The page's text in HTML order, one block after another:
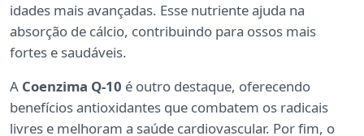
idades mais avançadas. Esse nutriente ajuda na
absorção de cálcio, contribuindo para ossos mais
fortes e saudáveis.
A Coenzima Q-10 é outro destaque, oferecendo
benefícios antioxidantes que combatem os radicais
livres e melhoram a saúde cardiovascular. Por fim, o